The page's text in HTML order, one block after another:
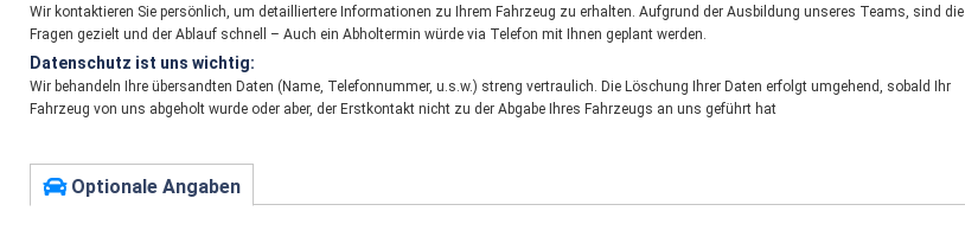
Wir kontaktieren Sie persönlich, um detailliertere Informationen zu Ihrem Fahrzeug zu erhalten. Aufgrund der Ausbildung unseres Teams, sind die
Fragen gezielt und der Ablauf schnell – Auch ein Abholtermin würde via Telefon mit Ihnen geplant werden.
Datenschutz ist uns wichtig:
Wir behandeln Ihre übersandten Daten (Name, Telefonnummer, u.s.w.) streng vertraulich. Die Löschung Ihrer Daten erfolgt umgehend, sobald Ihr
Fahrzeug von uns abgeholt wurde oder aber, der Erstkontakt nicht zu der Abgabe Ihres Fahrzeugs an uns geführt hat
Optionale Angaben